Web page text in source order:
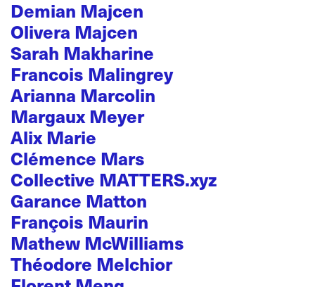
Demian Majcen
Olivera Majcen
Sarah Makharine
Francois Malingrey
Arianna Marcolin
Margaux Meyer
Alix Marie
Clémence Mars
Collective MATTERS.xyz
Garance Matton
François Maurin
Mathew McWilliams
Théodore Melchior